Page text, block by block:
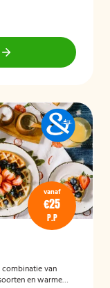
vanaf
€25
P.P
van
en warme